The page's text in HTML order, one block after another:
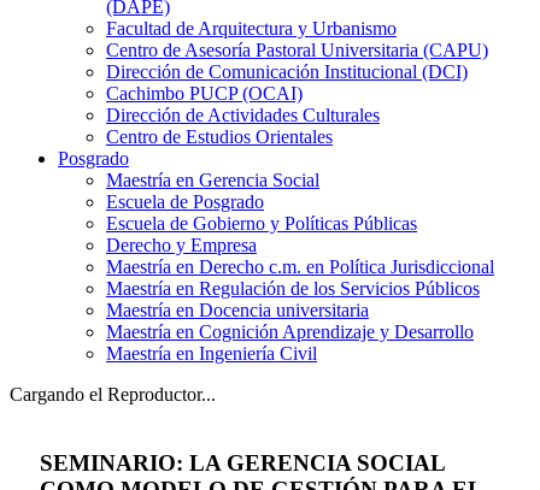
(DAPE)
Facultad de Arquitectura y Urbanismo
Centro de Asesoría Pastoral Universitaria (CAPU)
Dirección de Comunicación Institucional (DCI)
Cachimbo PUCP (OCAI)
Dirección de Actividades Culturales
Centro de Estudios Orientales
Posgrado
Maestría en Gerencia Social
Escuela de Posgrado
Escuela de Gobierno y Políticas Públicas
Derecho y Empresa
Maestría en Derecho c.m. en Política Jurisdiccional
Maestría en Regulación de los Servicios Públicos
Maestría en Docencia universitaria
Maestría en Cognición Aprendizaje y Desarrollo
Maestría en Ingeniería Civil
Cargando el Reproductor...
SEMINARIO: LA GERENCIA SOCIAL